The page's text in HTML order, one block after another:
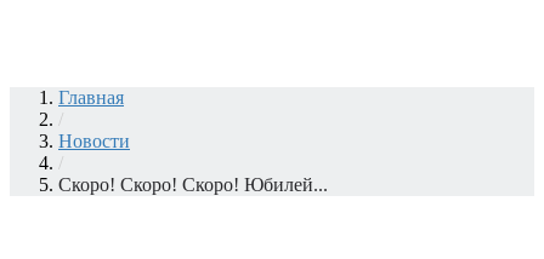
Главная
/
Новости
/
Скоро! Скоро! Скоро! Юбилей...